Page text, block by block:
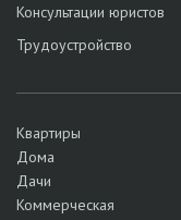
Консультации юристов
Трудоустройство
Квартиры
Дома
Дачи
Коммерческая